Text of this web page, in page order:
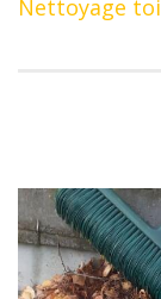
Nettoyage